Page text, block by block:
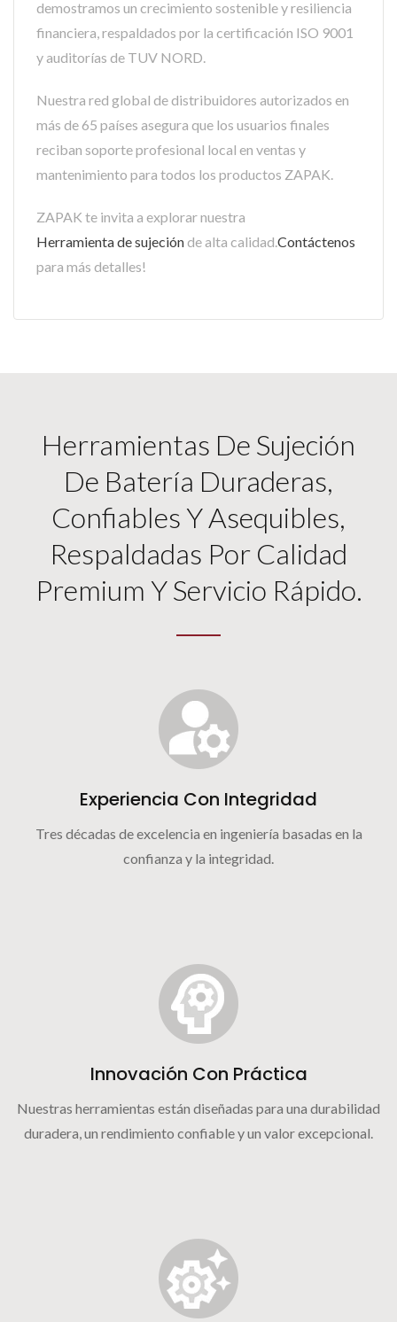
demostramos un crecimiento sostenible y resiliencia
financiera, respaldados por la certificación ISO 9001
y auditorías de TUV NORD.
Nuestra red global de distribuidores autorizados en
más de 65 países asegura que los usuarios finales
reciban soporte profesional local en ventas y
mantenimiento para todos los productos ZAPAK.
ZAPAK te invita a explorar nuestra
Herramienta de sujeciónde alta calidad. Contáctenos
para más detalles!
Herramientas De Sujeción
De Batería Duraderas,
Confiables Y Asequibles,
Respaldadas Por Calidad
Premium Y Servicio Rápido.
Experiencia Con Integridad
Tres décadas de excelencia en ingeniería basadas en la
confianza y la integridad.
Innovación Con Práctica
Nuestras herramientas están diseñadas para una durabilidad
duradera, un rendimiento confiable y un valor excepcional.